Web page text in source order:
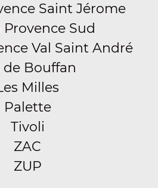
Saint Jérome
Provence Sud
Val Saint André
de Bouffan
Milles
Palette
Tivoli
ZAC
ZUP